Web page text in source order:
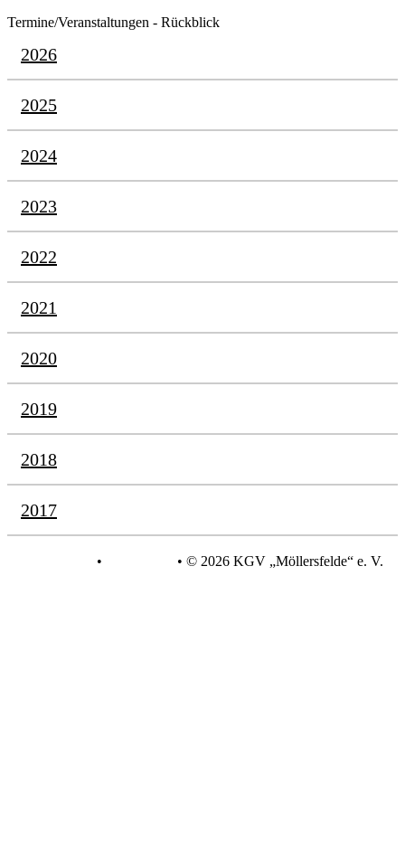
Termine/Veranstaltungen - Rückblick
2026
2025
2024
2023
2022
2021
2020
2019
2018
2017
• • © 2026 KGV „Möllersfelde“ e. V.